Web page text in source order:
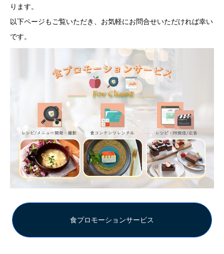
ります。
以下ページもご覧いただき、お気軽にお問合せいただければ幸い
です。
食プロモーションサービス